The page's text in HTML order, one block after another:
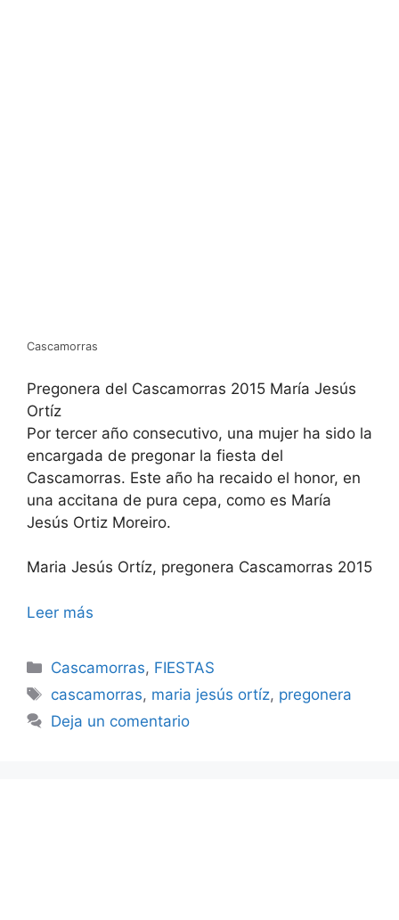
Cascamorras
Pregonera del Cascamorras 2015 María Jesús
Ortíz
Por tercer año consecutivo, una mujer ha sido la
encargada de pregonar la fiesta del
Cascamorras. Este año ha recaido el honor, en
una accitana de pura cepa, como es María
Jesús Ortiz Moreiro.
Maria Jesús Ortíz, pregonera Cascamorras 2015
Leer más
Categorías
Cascamorras, FIESTAS
Etiquetas
cascamorras, maria jesús ortíz, pregonera
Deja un comentario